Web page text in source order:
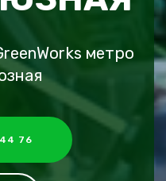
метро
76